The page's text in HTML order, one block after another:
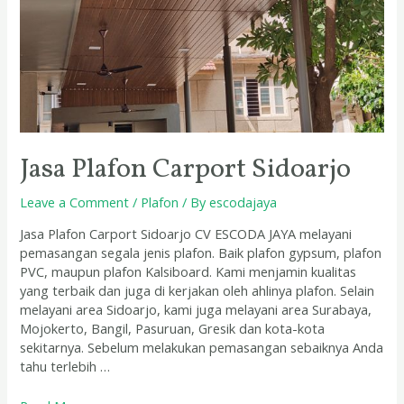
Jasa Plafon Carport Sidoarjo
Leave a Comment / Plafon / Byescodajaya
Jasa Plafon Carport Sidoarjo CV ESCODA JAYA melayani
pemasangan segala jenis plafon. Baik plafon gypsum, plafon
PVC, maupun plafon Kalsiboard. Kami menjamin kualitas
yang terbaik dan juga di kerjakan oleh ahlinya plafon. Selain
melayani area Sidoarjo, kami juga melayani area Surabaya,
Mojokerto, Bangil, Pasuruan, Gresik dan kota-kota
sekitarnya. Sebelum melakukan pemasangan sebaiknya Anda
tahu terlebih …